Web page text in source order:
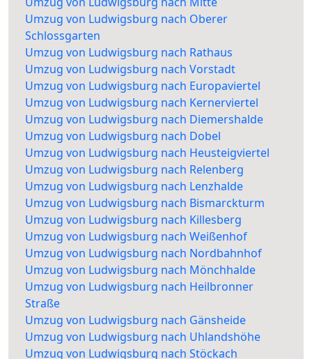
Umzug von Ludwigsburg nach Oberer
Schlossgarten
Umzug von Ludwigsburg nach Rathaus
Umzug von Ludwigsburg nach Vorstadt
Umzug von Ludwigsburg nach Europaviertel
Umzug von Ludwigsburg nach Kernerviertel
Umzug von Ludwigsburg nach Diemershalde
Umzug von Ludwigsburg nach Dobel
Umzug von Ludwigsburg nach Heusteigviertel
Umzug von Ludwigsburg nach Relenberg
Umzug von Ludwigsburg nach Lenzhalde
Umzug von Ludwigsburg nach Bismarckturm
Umzug von Ludwigsburg nach Killesberg
Umzug von Ludwigsburg nach Weißenhof
Umzug von Ludwigsburg nach Nordbahnhof
Umzug von Ludwigsburg nach Mönchhalde
Umzug von Ludwigsburg nach Heilbronner
Straße
Umzug von Ludwigsburg nach Gänsheide
Umzug von Ludwigsburg nach Uhlandshöhe
Umzug von Ludwigsburg nach Stöckach